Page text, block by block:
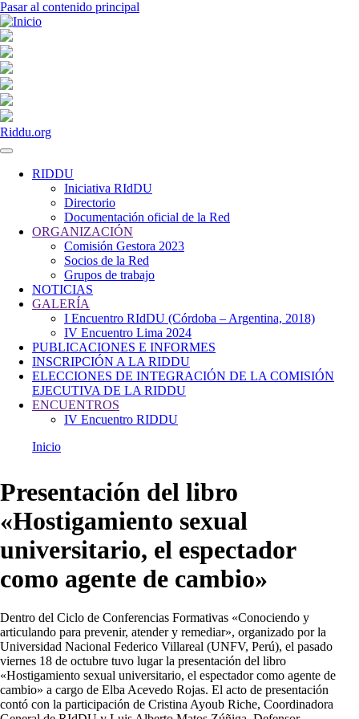
Pasar al contenido principal
Riddu.org
Navegación
RIDDU
Iniciativa RIdDU
Directorio
Documentación oficial de la Red
ORGANIZACIÓN
Comisión Gestora 2023
Socios de la Red
Grupos de trabajo
NOTICIAS
GALERÍA
I Encuentro RIdDU (Córdoba – Argentina, 2018)
IV Encuentro Lima 2024
PUBLICACIONES E INFORMES
INSCRIPCIÓN A LA RIDDU
ELECCIONES DE INTEGRACIÓN DE LA COMISIÓN
EJECUTIVA DE LA RIDDU
ENCUENTROS
IV Encuentro RIDDU
de
navegación
Inicio
Presentación del libro
«Hostigamiento sexual
universitario, el espectador
como agente de cambio»
Dentro del Ciclo de Conferencias Formativas «Conociendo y
articulando para prevenir, atender y remediar», organizado por la
Universidad Nacional Federico Villareal (UNFV, Perú), el pasado
viernes 18 de octubre tuvo lugar la presentación del libro
«Hostigamiento sexual universitario, el espectador como agente de
cambio» a cargo de Elba Acevedo Rojas. El acto de presentación
contó con la participación de Cristina Ayoub Riche, Coordinadora